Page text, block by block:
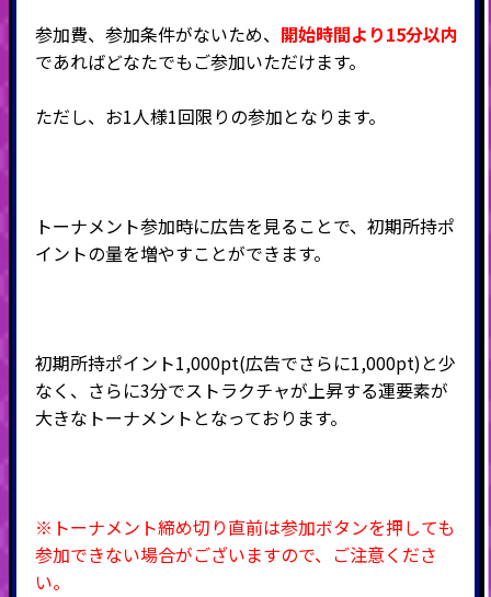
参加費、参加条件がないため、 開始時間より15分以内
であればどなたでもご参加いただけます。
ただし、お1人様1回限りの参加となります。
トーナメント参加時に広告を見ることで、初期所持ポ
イントの量を増やすことができます。
初期所持ポイント1,000pt(広告でさらに1,000pt)と少
なく、さらに3分でストラクチャが上昇する運要素が
大きなトーナメントとなっております。
※トーナメント締め切り直前は参加ボタンを押しても
参加できない場合がございますので、ご注意くださ
い。